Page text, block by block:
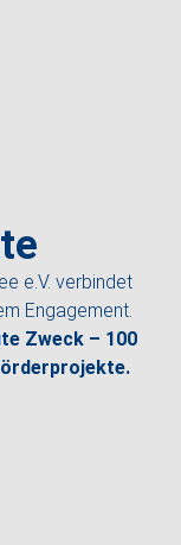
e.V. verbindet
Engagement.
Zweck – 100